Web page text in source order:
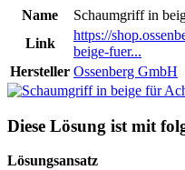
Name
Schaumgriff in
Link
https://
beige-fuer...
Hersteller Ossenberg GmbH
Diese Lösung ist mit
Lösungsansatz